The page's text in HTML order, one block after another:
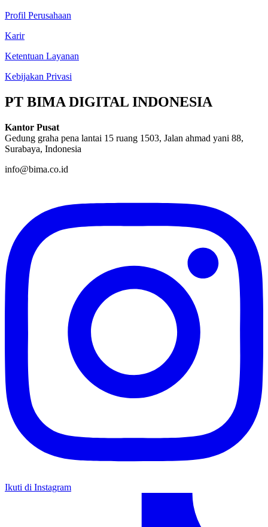
Profil Perusahaan
Karir
Ketentuan Layanan
Kebijakan Privasi
PT BIMA DIGITAL INDONESIA
Kantor Pusat
Gedung graha pena lantai 15 ruang 1503, Jalan ahmad yani 88,
Surabaya, Indonesia
info@bima.co.id
Ikuti di Instagram